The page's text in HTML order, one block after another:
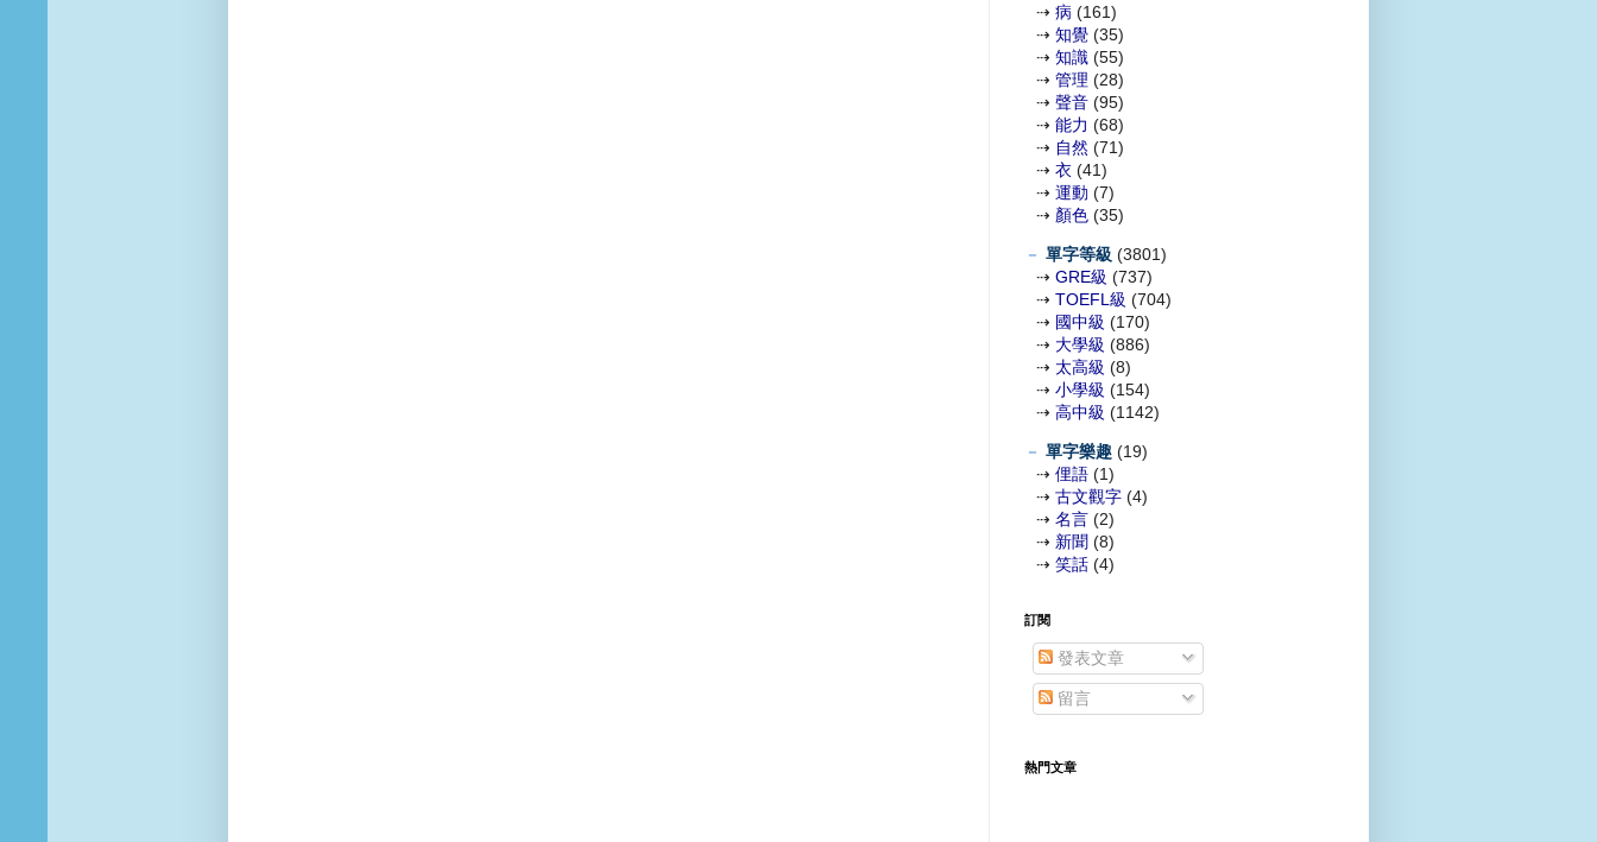
⇢ 病 (161)
⇢ 知覺 (35)
⇢ 知識 (55)
⇢ 管理 (28)
⇢ 聲音 (95)
⇢ 能力 (68)
⇢ 自然 (71)
⇢ 衣 (41)
⇢ 運動 (7)
⇢ 顏色 (35)
－ 單字等級 (3801)
⇢ GRE級 (737)
⇢ TOEFL級 (704)
⇢ 國中級 (170)
⇢ 大學級 (886)
⇢ 太高級 (8)
⇢ 小學級 (154)
⇢ 高中級 (1142)
－ 單字樂趣 (19)
⇢ 俚語 (1)
⇢ 古文觀字 (4)
⇢ 名言 (2)
⇢ 新聞 (8)
⇢ 笑話 (4)
訂閱
發表文章
留言
熱門文章